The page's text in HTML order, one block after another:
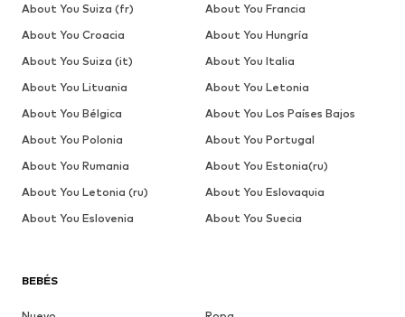
BEBÉS
About You Suiza (fr)
About You Francia
About You Croacia
About You Hungría
About You Suiza (it)
About You Italia
About You Lituania
About You Letonia
About You Bélgica
About You Los Países Bajos
About You Polonia
About You Portugal
About You Rumania
About You Estonia(ru)
About You Letonia (ru)
About You Eslovaquia
About You Eslovenia
About You Suecia